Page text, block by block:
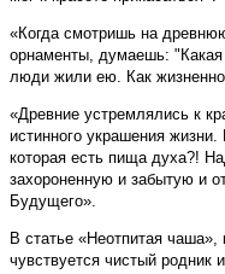
«Когда смотришь на
орнаменты, думаешь:
люди жили ею. Как
«Древние устремлялись к
истинного украшения
которая есть пища духа?!
захороненную и забытую и
Будущего».
В статье «Неотпитая
чувствуется чистый родник